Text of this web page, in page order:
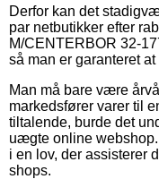
Derfor kan det
par netbutikker efter
M/CENTERBOR 32-
så man er garanteret
Man må bare være
markedsfører varer til
tiltalende, burde det
uægte online
i en lov, der assisterer
shops.